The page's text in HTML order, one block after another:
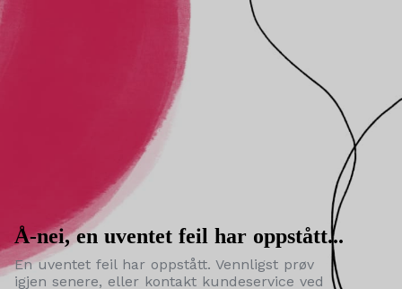
Å-nei, en uventet feil har oppstått...
En uventet feil har oppstått. Vennligst prøv
igjen senere, eller kontakt kundeservice ved